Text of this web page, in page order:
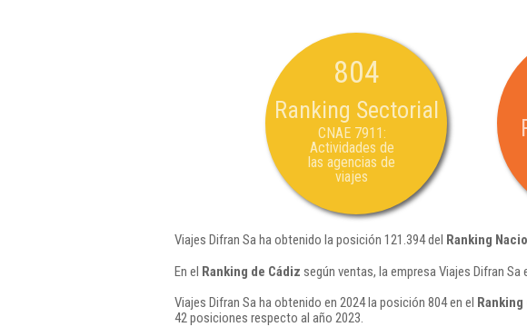
804
Ranking Sectorial
CNAE 7911:
Actividades de
las agencias de
viajes
Viajes Difran Sa ha obtenido la posición 121.394 del Ranking
En el Ranking de Cádiz según ventas, la empresa Viajes Difran
Viajes Difran Sa ha obtenido en 2024 la posición 804 en el
42 posiciones respecto al año 2023.